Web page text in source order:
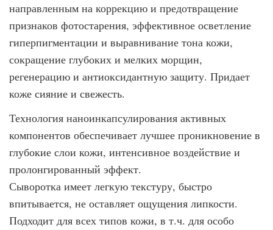
направленным на коррекцию и предотвращение
признаков фотостарения, эффективное осветление
гиперпигментации и выравнивание тона кожи,
сокращение глубоких и мелких морщин,
регенерацию и антиоксидантную защиту. Придает
коже сияние и свежесть.
Технология наноинкапсулирования активных
компонентов обеспечивает лучшее проникновение в
глубокие слои кожи, интенсивное воздействие и
пролонгированный эффект.
Сыворотка имеет легкую текстуру, быстро
впитывается, не оставляет ощущения липкости.
Подходит для всех типов кожи, в т.ч. для особо